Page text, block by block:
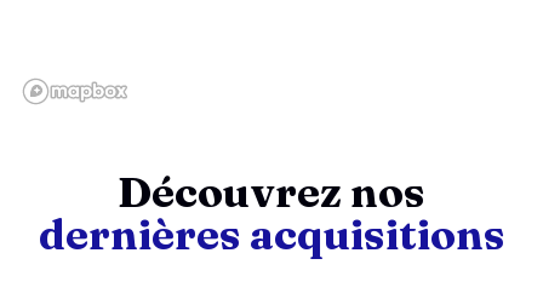
Découvrez nos
dernières acquisitions